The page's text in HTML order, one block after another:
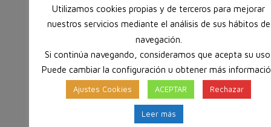
Utilizamos cookies propias y de terceros para mejorar
nuestros servicios mediante el análisis de sus hábitos de
navegación.
Si continúa navegando, consideramos que acepta su
Puede cambiar la configuración u obtener más
Ajustes Cookies ACEPTAR Rechazar
Leer más